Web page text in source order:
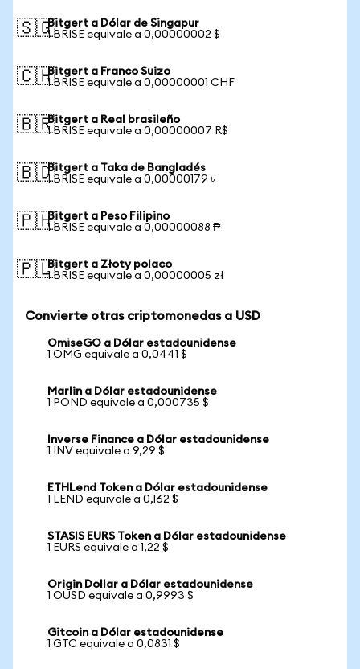
🇸🇬Bitgert a Dólar de Singapur
1 BRISE equivale a 0,00000002 $
🇨🇭Bitgert a Franco Suizo
1 BRISE equivale a 0,00000001 CHF
🇧🇷Bitgert a Real brasileño
1 BRISE equivale a 0,00000007 R$
🇧🇩Bitgert a Taka de Bangladés
1 BRISE equivale a 0,00000179 ৳
🇵🇭Bitgert a Peso Filipino
1 BRISE equivale a 0,00000088 ₱
🇵🇱Bitgert a Złoty polaco
1 BRISE equivale a 0,00000005 zł
Convierte otras criptomonedas a USD
OmiseGO a Dólar estadounidense
1 OMG equivale a 0,0441 $
Marlin a Dólar estadounidense
1 POND equivale a 0,000735 $
Inverse Finance a Dólar estadounidense
1 INV equivale a 9,29 $
ETHLend Token a Dólar estadounidense
1 LEND equivale a 0,162 $
STASIS EURS Token a Dólar estadounidense
1 EURS equivale a 1,22 $
Origin Dollar a Dólar estadounidense
1 OUSD equivale a 0,9993 $
Gitcoin a Dólar estadounidense
1 GTC equivale a 0,0831 $